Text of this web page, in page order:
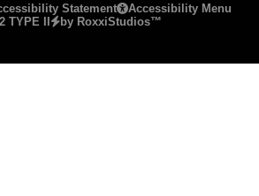
Statement
Accessibility Menu
TYPE II
by RoxxiStudios™